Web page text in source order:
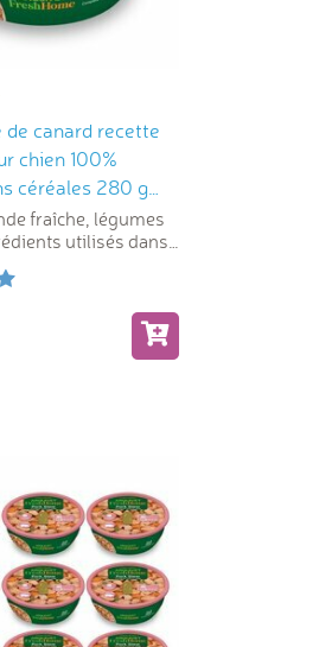
canard recette
chien 100%
céréales 280 g
fraîche, légumes
utilisés dans